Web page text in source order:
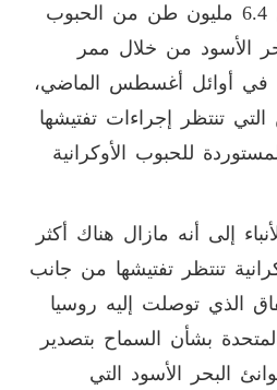
صدرت أوكرانيا أكثر من 6.4 مليون طن من الحبوب
الأسود من خلال ممر
في أوائل أغسطس الماضي،
تنتظر إجراءات تفتيشها
للحبوب الأوكرانية
إلى أنه مازال هناك أكثر
تنتظر تفتيشها من جانب
الذي توصلت إليه روسيا
المتحدة بشأن السماح بتصدير
البحر الأسود التي